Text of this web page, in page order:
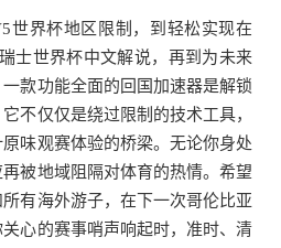
世界杯地区限制，到轻松实现在
士世界杯中文解说，再到为未来
款功能全面的回国加速器是解锁
不仅仅是绕过限制的技术工具，
味观赛体验的桥梁。无论你身处
被地域阻隔对体育的热情。希望
有海外游子，在下一次哥伦比亚
心的赛事哨声响起时，准时、清